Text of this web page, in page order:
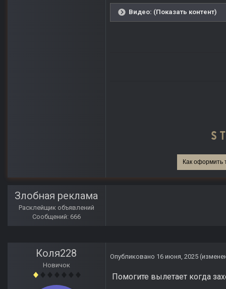
Видео: (Показать контент)
Как оформить
Злобная реклама
Расклейщик объявлений
Сообщений: 666
Коля228
Новичок
Опубликовано 16 июня, 2025
Помогите вылетает когда